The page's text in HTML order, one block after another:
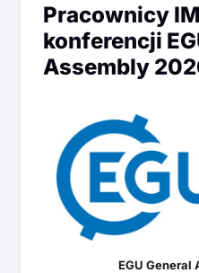
Pracownicy
konferencji
Assembly
EGU General